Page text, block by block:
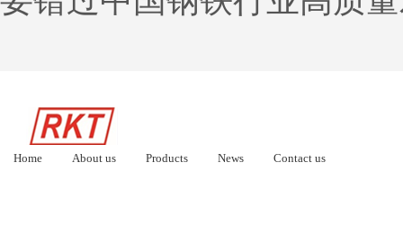
Home About us Products News Contact us